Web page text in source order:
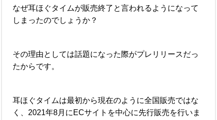
なぜ耳ほぐタイムが販売終了と言われるようになって
しまったのでしょうか？
その理由としては話題になった際がプレリリースだっ
たからです。
耳ほぐタイムは最初から現在のように全国販売ではな
く、2021年8月にECサイトを中心に先行販売を行いま